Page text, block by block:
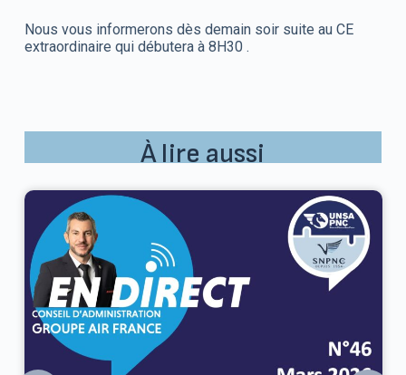
Nous vous informerons dès demain soir suite au CE
extraordinaire qui débutera à 8H30 .
À lire aussi